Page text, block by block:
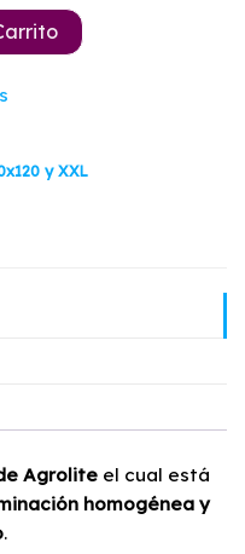
y XXL
Agrolite el cual está
homogénea y
.